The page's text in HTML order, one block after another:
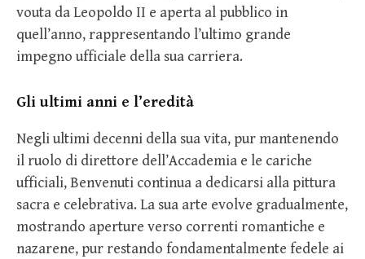
vouta da Leopoldo II e aperta al pubblico in
quell’anno, rappresentando l’ultimo grande
impegno ufficiale della sua carriera.
Gli ultimi anni e l’eredità
Negli ultimi decenni della sua vita, pur mantenendo
il ruolo di direttore dell’Accademia e le cariche
ufficiali, Benvenuti continua a dedicarsi alla pittura
sacra e celebrativa. La sua arte evolve gradualmente,
mostrando aperture verso correnti romantiche e
nazarene, pur restando fondamentalmente fedele ai